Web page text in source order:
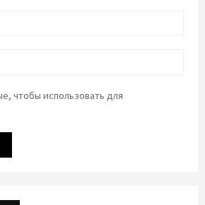
чтобы использовать для